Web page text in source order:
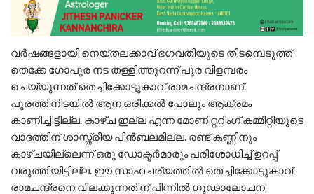
വർഷങ്ങളായി നെയ്തലക്കാവ് ഭഗവതിയുടെ തിടമ്പെടുത്ത്
തെക്കേ ഗോപുര നട തള്ളിത്തുറന്ന് പൂര വിളമ്പരം
ചെയ്യുന്നത് തെച്ചിക്കോട്ടുകാവ് രാമചന്ദ്രനാണ്.
പൂരത്തിനിടയിൽ ആന ഒരിക്കൽ പോലും ആക്രമം
കാണിച്ചിട്ടില്ല. കാഴ്ച ഇല്ല എന്ന മോണിറ്ററിംഗ് കമ്മിറ്റിയുടെ
വാദത്തിന് ശാസ്ത്രീയ പിൻബലമില്ല. രണ്ട് കണ്ണിനും
കാഴ്ചയില്ലെന്ന് ഒരു ഡോക്ടർമാരും പരിശോധിച്ച് ഉറപ്പ്
വരുത്തിയിട്ടില്ല. ഈ സാഹചര്യത്തിൽ തെച്ചിക്കോട്ടുകാവ്
രാമചന്ദ്രനെ വിലക്കുന്നതിന് പിന്നിൽ ഗൂഢാലോചന